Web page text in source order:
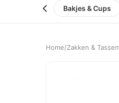
Bakjes & Cups
Home/Zakken & Tassen